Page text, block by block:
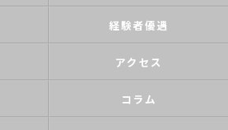
経験者優遇
アクセス
コラム